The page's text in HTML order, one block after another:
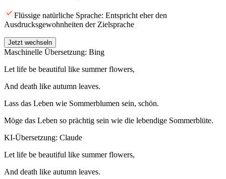
Flüssige natürliche Sprache: Entspricht eher den
Ausdrucksgewohnheiten der Zielsprache
Jetzt wechseln
Maschinelle Übersetzung: Bing
Let life be beautiful like summer flowers,
And death like autumn leaves.
Lass das Leben wie Sommerblumen sein, schön.
Möge das Leben so prächtig sein wie die lebendige Sommerblüte.
KI-Übersetzung: Claude
Let life be beautiful like summer flowers,
And death like autumn leaves.